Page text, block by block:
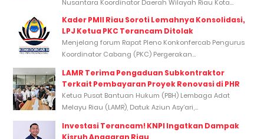
Nusantara Koordinator Daerah Wilayah Riau Kota...
Kader PMII Riau Soroti Lemahnya Konsolidasi,
LPJ Ketua PKC Terancam Ditolak
Menjelang forum Rapat Pleno Konkonfercab Pengurus
Koordinator Cabang (PKC) Pergerakan...
LAMR Terima Pengaduan Subkontraktor
Terkait Pembayaran Proyek Renovasi di PHR
Ketua Pusat Bantuan Hukum (PBH) Lembaga Adat
Melayu Riau (LAMR), Datuk Aziun Asy’ari,...
Investasi Terancam! KNPI Ingatkan Dampak